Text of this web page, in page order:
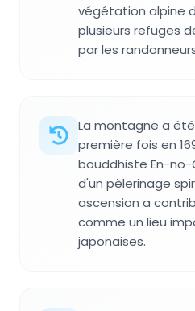
végétation alpine
plusieurs refuges
par les
La montagne a
première fois en
bouddhiste En-
d'un pèlerinage
ascension a
comme un lieu
japonaises.